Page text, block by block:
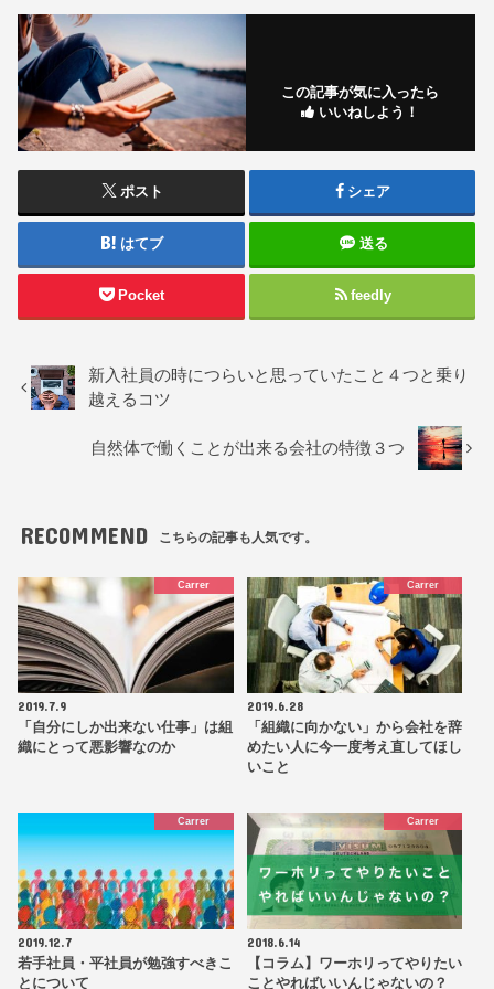
この記事が気に入ったら
いいねしよう！
ポスト シェア
はてブ 送る
Pocket feedly
新入社員の時につらいと思っていたこと４つと乗り
越えるコツ
自然体で働くことが出来る会社の特徴３つ
RECOMMEND こちらの記事も人気です。
Carrer
2019.7.9
「自分にしか出来ない仕事」は組
織にとって悪影響なのか
Carrer
2019.6.28
「組織に向かない」から会社を辞
めたい人に今一度考え直してほし
いこと
Carrer
2019.12.7
若手社員・平社員が勉強すべきこ
とについて
Carrer
2018.6.14
【コラム】ワーホリってやりたい
ことやればいいんじゃないの？